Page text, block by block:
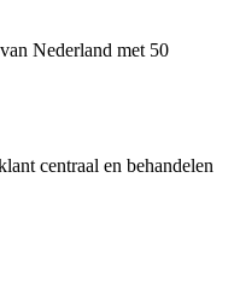
Nederland met 50
centraal en behandelen